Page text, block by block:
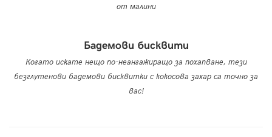
от малини
Бадемови бисквити
Когато искате нещо по-неангажиращо за похапване, тези
безглутенови бадемови бисквитки с кокосова захар са точно за
вас!